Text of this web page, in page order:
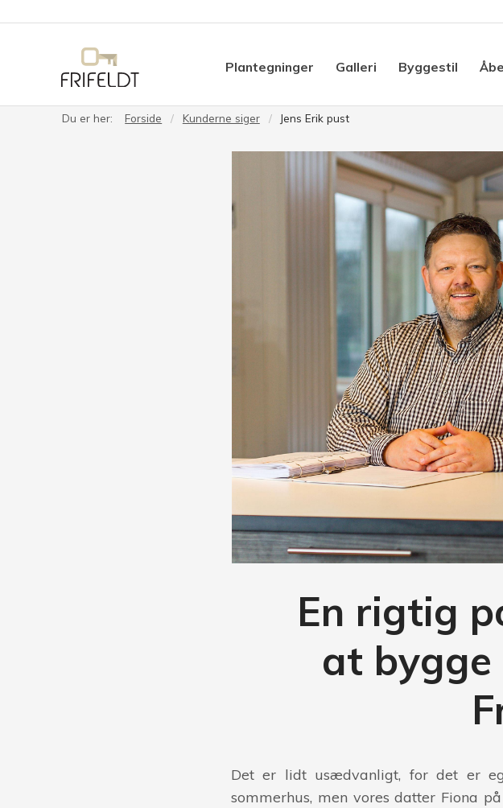
Plantegninger Galleri Byggestil
Du er her: Forside Kunderne siger Jens Erik pust
En rigtig
at bygge
Det er lidt usædvanligt, for det er
sommerhus, men vores datter Fiona